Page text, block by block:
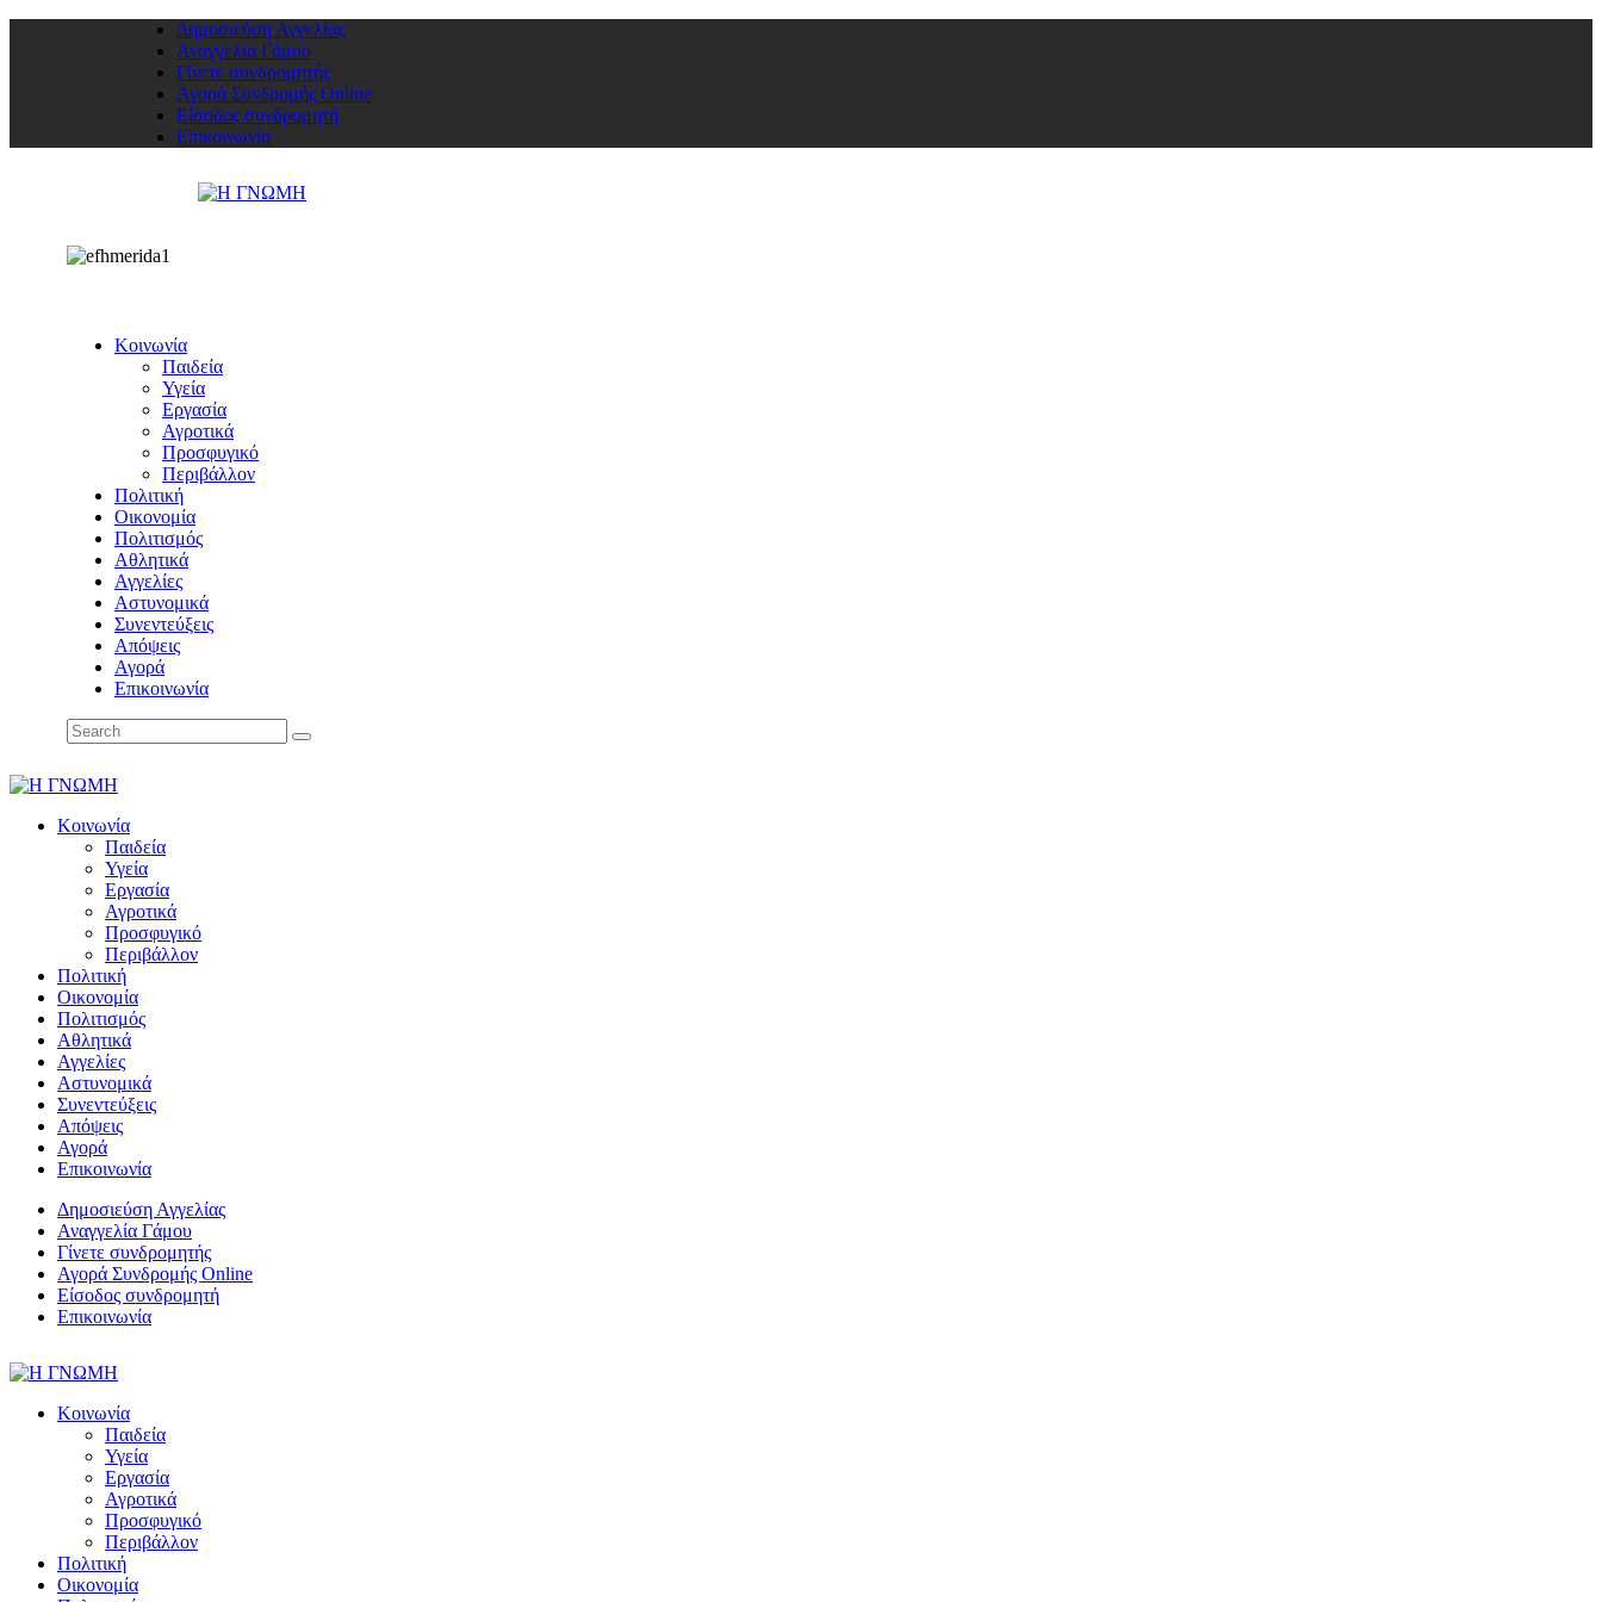
Δημοσιεύση Αγγελίας
Αναγγελία Γάμου
Γίνετε συνδρομητής
Αγορά Συνδρομής Online
Είσοδος συνδρομητή
Επικοινωνία
Κοινωνία
Παιδεία
Υγεία
Εργασία
Αγροτικά
Προσφυγικό
Περιβάλλον
Πολιτική
Οικονομία
Πολιτισμός
Αθλητικά
Αγγελίες
Αστυνομικά
Συνεντεύξεις
Απόψεις
Αγορά
Επικοινωνία
Κοινωνία
Παιδεία
Υγεία
Εργασία
Αγροτικά
Προσφυγικό
Περιβάλλον
Πολιτική
Οικονομία
Πολιτισμός
Αθλητικά
Αγγελίες
Αστυνομικά
Συνεντεύξεις
Απόψεις
Αγορά
Επικοινωνία
Δημοσιεύση Αγγελίας
Αναγγελία Γάμου
Γίνετε συνδρομητής
Αγορά Συνδρομής Online
Είσοδος συνδρομητή
Επικοινωνία
Κοινωνία
Παιδεία
Υγεία
Εργασία
Αγροτικά
Προσφυγικό
Περιβάλλον
Πολιτική
Οικονομία